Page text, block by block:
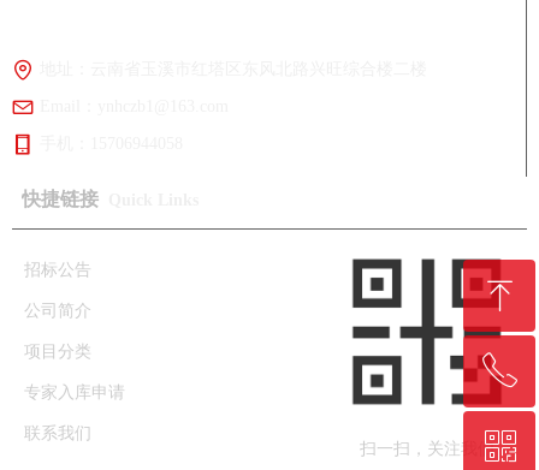
快捷链接
招标公告
公司简介
项目分类
专家入库申请
联系我们
扫一扫，关注我们
ꁸ
回到顶部
ꂅ
0877-2668961
ꀥ